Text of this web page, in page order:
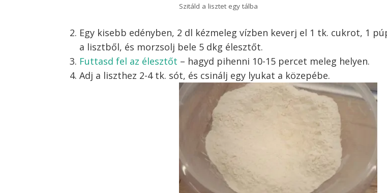
Szitáld a lisztet egy tálba
Egy kisebb edényben, 2 dl kézmeleg vízben keverj el 1 tk. cukrot, 1
a lisztből, és morzsolj bele 5 dkg élesztőt.
Futtasd fel az élesztőt – hagyd pihenni 10-15 percet meleg helyen.
Adj a liszthez 2-4 tk. sót, és csinálj egy lyukat a közepébe.